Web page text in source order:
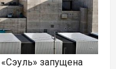
запущена